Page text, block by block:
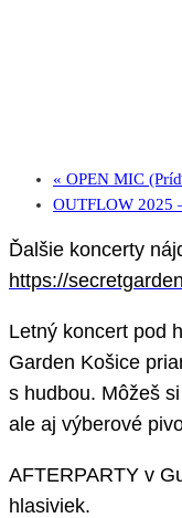
« OPEN MIC
OUTFLOW 2025
Ďalšie koncerty
https://
Letný koncert pod
Garden Košice
s hudbou. Môžeš
ale aj výberové
AFTERPARTY v
hlasiviek.